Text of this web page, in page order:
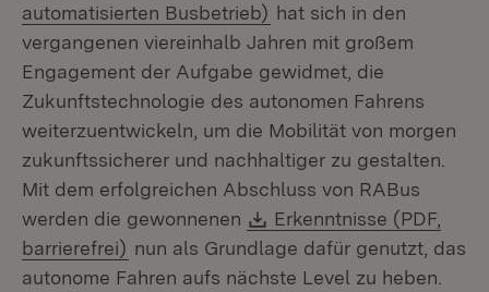
automatisierten Busbetrieb) hat sich in den
vergangenen viereinhalb Jahren mit großem
Engagement der Aufgabe gewidmet, die
Zukunftstechnologie des autonomen Fahrens
weiterzuentwickeln, um die Mobilität von morgen
zukunftssicherer und nachhaltiger zu gestalten.
Mit dem erfolgreichen Abschluss von RABus
werden die gewonnenen
Download:
Erkenntnisse (PDF,
barrierefrei) (Öffnet in neuem Fenster)
nun als Grundlage dafür genutzt, das
autonome Fahren aufs nächste Level zu heben.